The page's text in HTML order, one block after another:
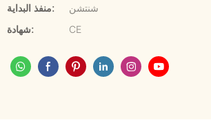
منفذ البداية:
شنتشن
شهادة:
CE